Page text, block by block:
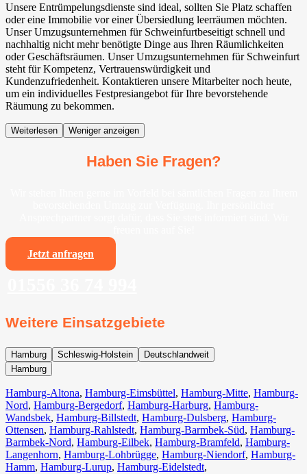
Unsere Entrümpelungsdienste sind ideal, sollten Sie Platz schaffen
oder eine Immobilie vor einer Übersiedlung leerräumen möchten.
Unser Umzugsunternehmen für Schweinfurtbeseitigt schnell und
nachhaltig nicht mehr benötigte Dinge aus Ihren Räumlichkeiten
oder Geschäftsräumen. Unser Umzugsunternehmen für Schweinfurt
steht für Kompetenz, Vertrauenswürdigkeit und
Kundenzufriedenheit. Kontaktieren unsere Mitarbeiter noch heute,
um ein individuelles Festpresiangebot für Ihre bevorstehende
Räumung zu bekommen.
Weiterlesen Weniger anzeigen
Haben Sie Fragen?
Jetzt anfragen
Weitere Einsatzgebiete
Hamburg Schleswig-Holstein
Deutschlandweit
Hamburg
Hamburg-Altona, Hamburg-Eimsbüttel, Hamburg-Mitte, Hamburg-
Nord, Hamburg-Bergedorf, Hamburg-Harburg, Hamburg-
Wandsbek, Hamburg-Billstedt, Hamburg-Dulsberg, Hamburg-
Ottensen, Hamburg-Rahlstedt, Hamburg-Barmbek-Süd, Hamburg-
Barmbek-Nord, Hamburg-Eilbek, Hamburg-Bramfeld, Hamburg-
Langenhorn, Hamburg-Lohbrügge, Hamburg-Niendorf, Hamburg-
Hamm, Hamburg-Lurup, Hamburg-Eidelstedt,